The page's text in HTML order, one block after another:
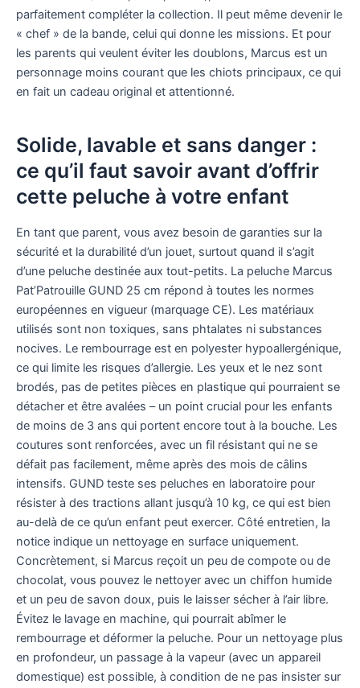
parfaitement compléter la collection. Il peut même devenir le
« chef » de la bande, celui qui donne les missions. Et pour
les parents qui veulent éviter les doublons, Marcus est un
personnage moins courant que les chiots principaux, ce qui
en fait un cadeau original et attentionné.
Solide, lavable et sans danger :
ce qu’il faut savoir avant d’offrir
cette peluche à votre enfant
En tant que parent, vous avez besoin de garanties sur la
sécurité et la durabilité d’un jouet, surtout quand il s’agit
d’une peluche destinée aux tout-petits. La peluche Marcus
Pat’Patrouille GUND 25 cm répond à toutes les normes
européennes en vigueur (marquage CE). Les matériaux
utilisés sont non toxiques, sans phtalates ni substances
nocives. Le rembourrage est en polyester hypoallergénique,
ce qui limite les risques d’allergie. Les yeux et le nez sont
brodés, pas de petites pièces en plastique qui pourraient se
détacher et être avalées – un point crucial pour les enfants
de moins de 3 ans qui portent encore tout à la bouche. Les
coutures sont renforcées, avec un fil résistant qui ne se
défait pas facilement, même après des mois de câlins
intensifs. GUND teste ses peluches en laboratoire pour
résister à des tractions allant jusqu’à 10 kg, ce qui est bien
au-delà de ce qu’un enfant peut exercer. Côté entretien, la
notice indique un nettoyage en surface uniquement.
Concrètement, si Marcus reçoit un peu de compote ou de
chocolat, vous pouvez le nettoyer avec un chiffon humide
et un peu de savon doux, puis le laisser sécher à l’air libre.
Évitez le lavage en machine, qui pourrait abîmer le
rembourrage et déformer la peluche. Pour un nettoyage plus
en profondeur, un passage à la vapeur (avec un appareil
domestique) est possible, à condition de ne pas insister sur